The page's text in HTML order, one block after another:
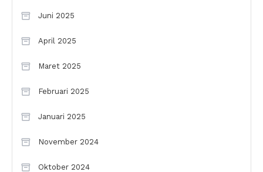
Juni 2025
April 2025
Maret 2025
Februari 2025
Januari 2025
November 2024
Oktober 2024